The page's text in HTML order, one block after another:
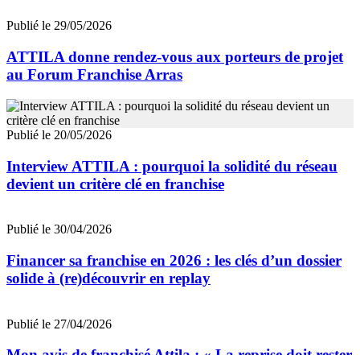
Publié le 29/05/2026
ATTILA donne rendez-vous aux porteurs de projet
au Forum Franchise Arras
Publié le 20/05/2026
Interview ATTILA : pourquoi la solidité du réseau
devient un critère clé en franchise
Publié le 30/04/2026
Financer sa franchise en 2026 : les clés d’un dossier
solide à (re)découvrir en replay
Publié le 27/04/2026